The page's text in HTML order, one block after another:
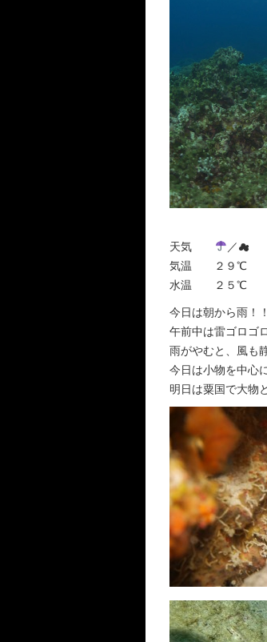
天気
／☁︎
気温 ２９℃
水温 ２５℃
今日は朝から雨！
午前中は雷ゴロゴ
雨がやむと、風も
今日は小物を中心
明日は粟国で大物